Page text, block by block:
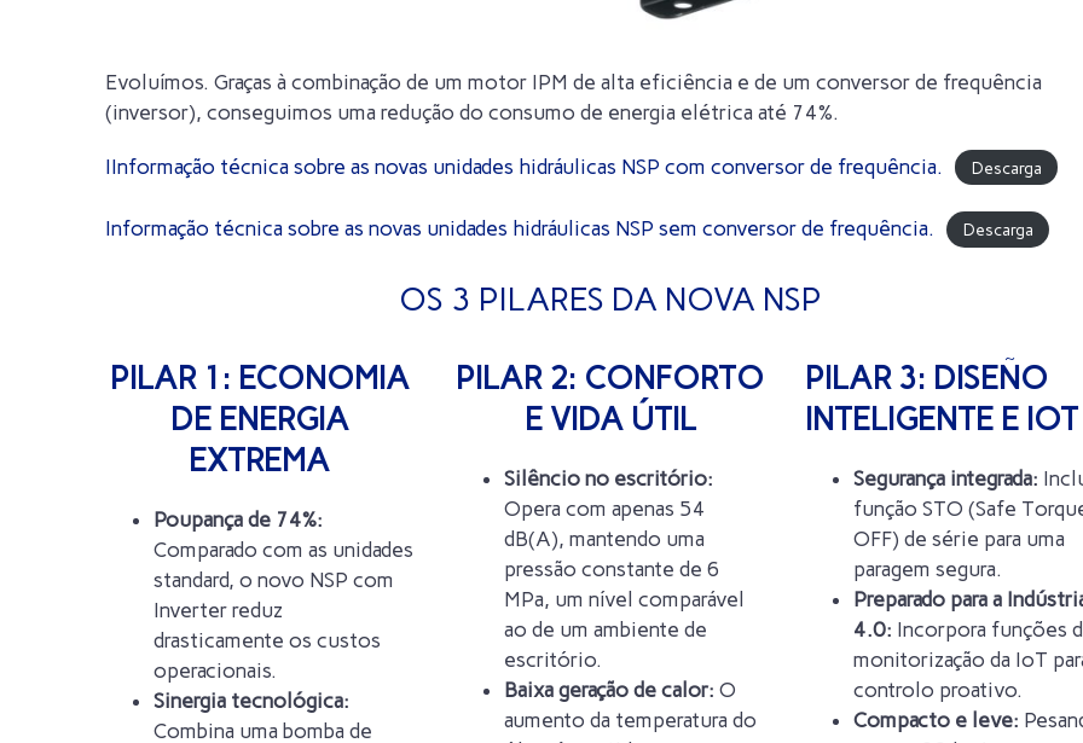
Evoluímos. Graças à combinação de um motor IPM de alta eficiência e de um conversor de frequência
(inversor), conseguimos uma redução do consumo de energia elétrica até 74%.
IInformação técnica sobre as novas unidades hidráulicas NSP com conversor de frequência. Descarga
Informação técnica sobre as novas unidades hidráulicas NSP sem conversor de frequência. Descarga
OS 3 PILARES DA NOVA NSP
PILAR 1: ECONOMIA
DE ENERGIA
EXTREMA
Poupança de 74%:
Comparado com as unidades
standard, o novo NSP com
Inverter reduz
drasticamente os custos
operacionais.
Sinergia tecnológica:
Combina uma bomba de
PILAR 2: CONFORTO
E VIDA ÚTIL
Silêncio no escritório:
Opera com apenas 54
dB(A), mantendo uma
pressão constante de 6
MPa, um nível comparável
ao de um ambiente de
escritório.
Baixa geração de calor: O
aumento da temperatura do
PILAR 3: DISEÑO
INTELIGENTE E IOT
Segurança integrada:
função STO (Safe
OFF) de série para uma
paragem segura.
Preparado para a
4.0: Incorpora funções
monitorização da IoT
controlo proativo.
Compacto e leve: